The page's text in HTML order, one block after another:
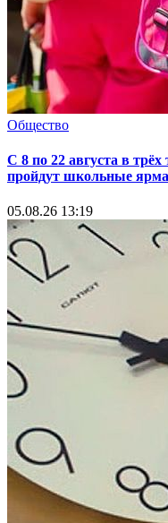
Общество
С 8 по 22 августа в
пройдут школьные
05.08.26 13:19